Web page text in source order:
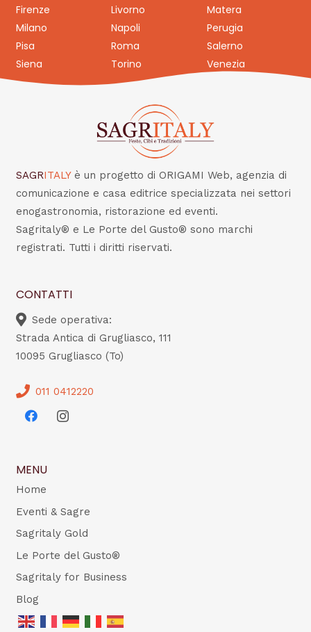
Firenze
Livorno
Matera
Milano
Napoli
Perugia
Pisa
Roma
Salerno
Siena
Torino Venezia
SAGRITALY è un progetto di ORIGAMI Web, agenzia di
comunicazione e casa editrice specializzata nei settori
enogastronomia, ristorazione ed eventi.
Sagritaly® e Le Porte del Gusto® sono marchi
registrati. Tutti i diritti riservati.
CONTATTI
Sede operativa:
Strada Antica di Grugliasco, 111
10095 Grugliasco (To)
011 0412220
MENU
Home
Eventi & Sagre
Sagritaly Gold
Le Porte del Gusto®
Sagritaly for Business
Blog